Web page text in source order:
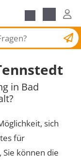
in Bad
sich
für
Sie können die